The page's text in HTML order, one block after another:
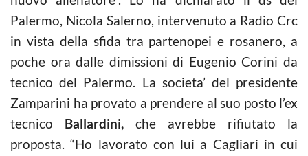
Palermo, Nicola Salerno, intervenuto a Radio Crc
in vista della sfida tra partenopei e rosanero, a
poche ora dalle dimissioni di Eugenio Corini da
tecnico del Palermo. La societa’ del presidente
Zamparini ha provato a prendere al suo posto l’ex
tecnico Ballardini, che avrebbe rifiutato la
proposta. “Ho lavorato con lui a Cagliari in cui